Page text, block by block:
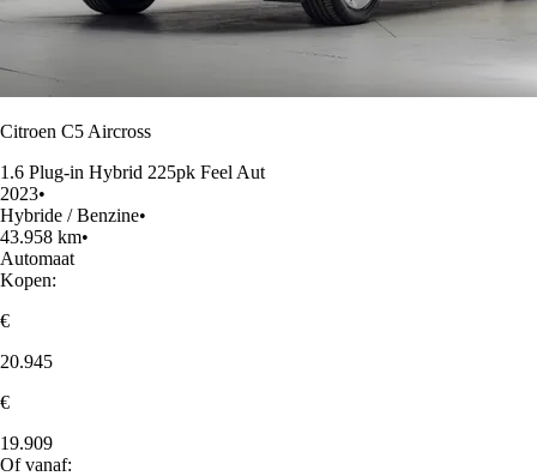
Citroen C5 Aircross
1.6 Plug-in Hybrid 225pk Feel Aut
2023•
Hybride / Benzine•
43.958 km•
Automaat
Kopen:
€
20.945
€
19.909
Of vanaf: